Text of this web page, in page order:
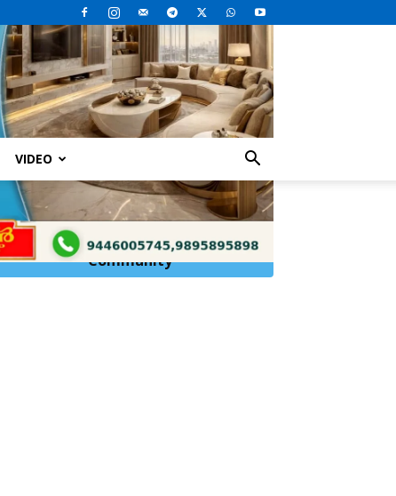
VIDEO
Click Here toJoinWhatsApp
Community